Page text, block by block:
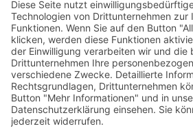
ph-neutrale Reiniger
saure Reiniger
Handpflege
Desinfektion
Konservierung
Problemlösungen
Kleben-Dichten
Schweißtechnik
Lebensmittelbereich
Hilfsmittel